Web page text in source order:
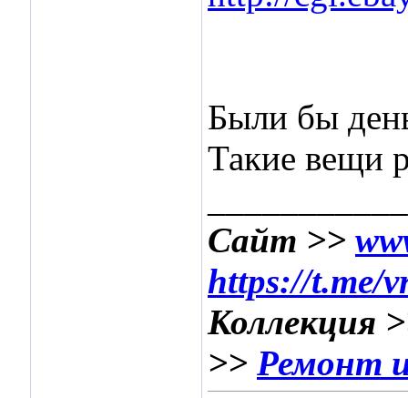
Были бы
Такие вещи
Сайт >>
https://t.me/
Коллекция
>> Ремонт